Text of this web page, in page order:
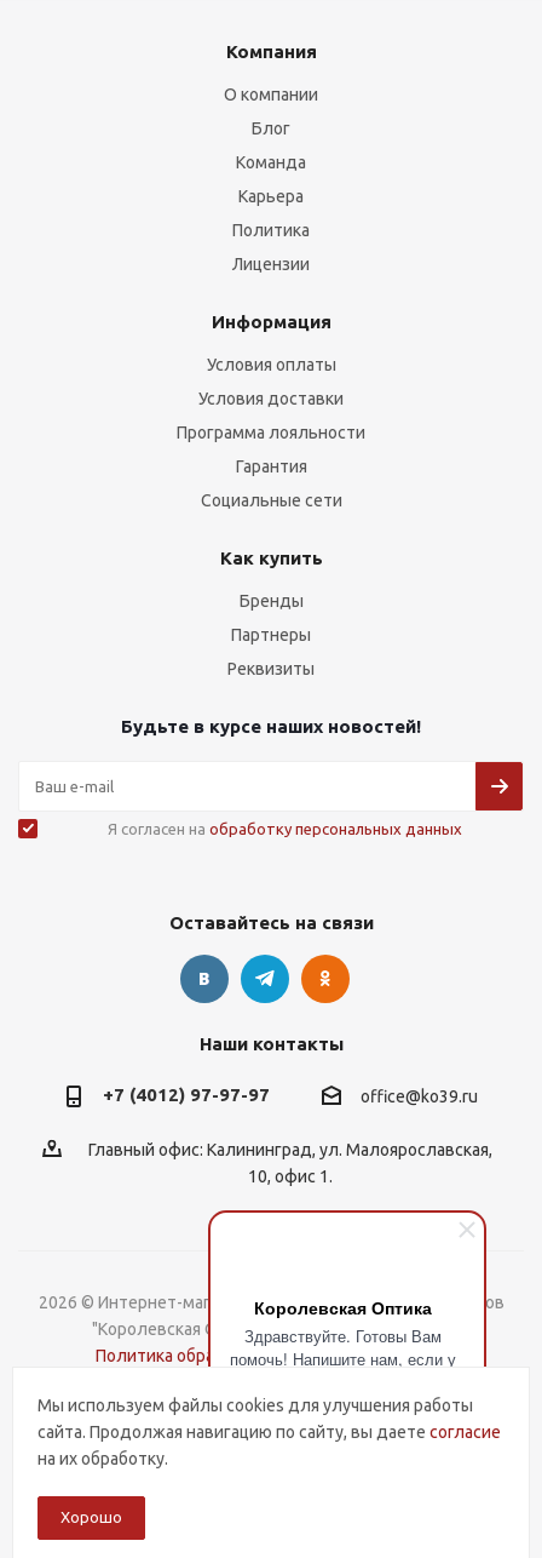
Королевская Оптика
Здравствуйте. Готовы Вам
помочь! Напишите нам, если у
Компания
О компании
Блог
Команда
Карьера
Политика
Лицензии
Информация
Условия оплаты
Условия доставки
Программа лояльности
Гарантия
Социальные сети
Как купить
Бренды
Партнеры
Реквизиты
Будьте в курсе наших новостей!
Я согласен на обработку персональных данных
Оставайтесь на связи
Наши контакты
+7 (4012) 97-97-97 office@ko39.ru
Главный офис: Калининград, ул. Малоярославская,
10, офис 1.
2026 © Интернет-магазин контактных линз, оправ и очков
"Королевская Оптика". Все права защищены.
Политика обработки Персональных данных
Разработка и поддержка
Мы используем файлы cookies для улучшения работы
сайта. Продолжая навигацию по сайту, вы даете согласие
на их обработку.
Хорошо